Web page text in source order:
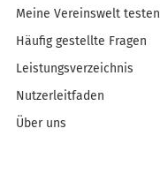
Meine Vereinswelt testen
Häufig gestellte Fragen
Leistungsverzeichnis
Nutzerleitfaden
Über uns